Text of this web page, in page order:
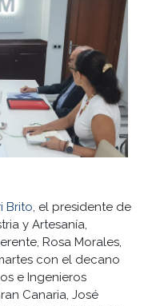
Brito, el presidente de
y Artesanía,
Rosa Morales,
con el decano
e Ingenieros
Canaria, José